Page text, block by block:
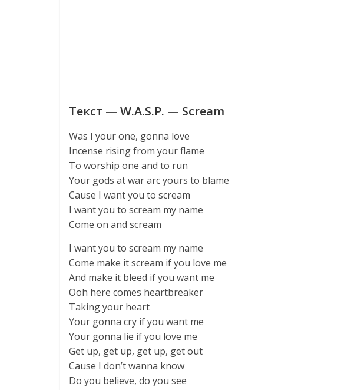
Текст — W.A.S.P. — Scream
Was I your one, gonna love
Incense rising from your flame
To worship one and to run
Your gods at war arc yours to blame
Cause I want you to scream
I want you to scream my name
Come on and scream
I want you to scream my name
Come make it scream if you love me
And make it bleed if you want me
Ooh here comes heartbreaker
Taking your heart
Your gonna cry if you want me
Your gonna lie if you love me
Get up, get up, get up, get out
Cause I don’t wanna know
Do you believe, do you see